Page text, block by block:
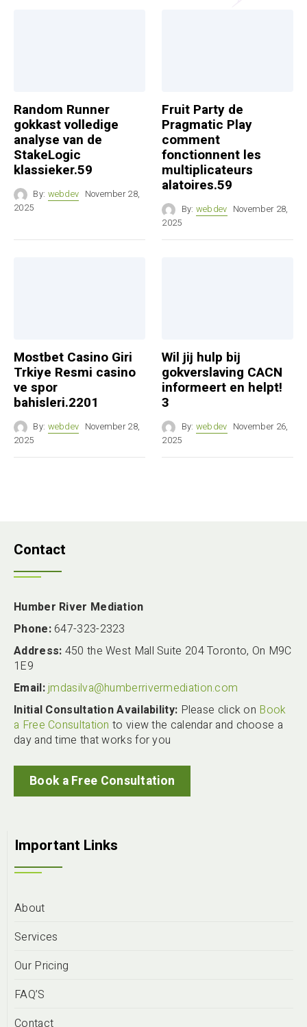
Random Runner
gokkast volledige
analyse van de
StakeLogic
klassieker.59
By: webdev November 28,
2025
Fruit Party de
Pragmatic Play
comment
fonctionnent les
multiplicateurs
alatoires.59
By: webdev November 28,
2025
Mostbet Casino Giri
Trkiye Resmi casino
ve spor
bahisleri.2201
By: webdev November 28,
2025
Wil jij hulp bij
gokverslaving CACN
informeert en helpt!
3
By: webdev November 26,
2025
Contact
Humber River Mediation
Phone:647-323-2323
Address: 450 the West Mall Suite 204 Toronto, On M9C
1E9
Email:jmdasilva@humberrivermediation.com
Initial Consultation Availability: Please click on Book
a Free Consultation to view the calendar and choose a
day and time that works for you
Book a Free Consultation
Important Links
About
Services
Our Pricing
FAQ’S
Contact